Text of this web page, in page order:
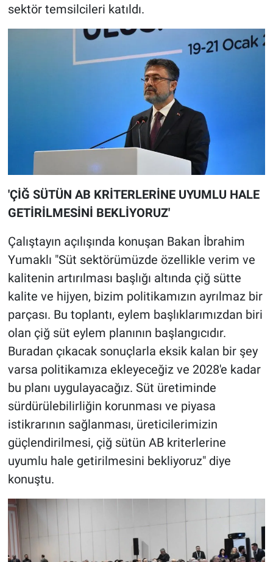
sektör temsilcileri katıldı.
'ÇİĞ SÜTÜN AB KRİTERLERİNE UYUMLU HALE
GETİRİLMESİNİ BEKLİYORUZ'
Çalıştayın açılışında konuşan Bakan İbrahim
Yumaklı "Süt sektörümüzde özellikle verim ve
kalitenin artırılması başlığı altında çiğ sütte
kalite ve hijyen, bizim politikamızın ayrılmaz bir
parçası. Bu toplantı, eylem başlıklarımızdan biri
olan çiğ süt eylem planının başlangıcıdır.
Buradan çıkacak sonuçlarla eksik kalan bir şey
varsa politikamıza ekleyeceğiz ve 2028'e kadar
bu planı uygulayacağız. Süt üretiminde
sürdürülebilirliğin korunması ve piyasa
istikrarının sağlanması, üreticilerimizin
güçlendirilmesi, çiğ sütün AB kriterlerine
uyumlu hale getirilmesini bekliyoruz" diye
konuştu.